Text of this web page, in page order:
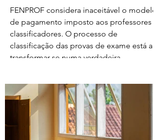
FENPROF considera inaceitável o modelo
de pagamento imposto aos professores
classificadores. O processo de
classificação das provas de exame está a
transformar-se numa verdadeira
desorganização que marcaram este
processo, o Governo e o Ministério da
Educação, Ciência e Inovação parecem
querer acrescentar uma nova dimensão